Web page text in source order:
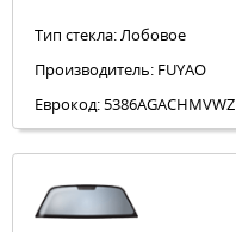
Тип стекла: Лобовое
Производитель: FUYAO
Еврокод: 5386AGACHMVWZ